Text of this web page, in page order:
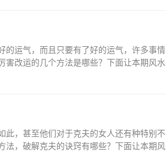
的运气，而且只要有了好的运气，许多事情
害改运的几个方法是哪些？下面让本期风水
此，甚至他们对于克夫的女人还有种特别不
，破解克夫的诀窍有哪些？下面让本期风